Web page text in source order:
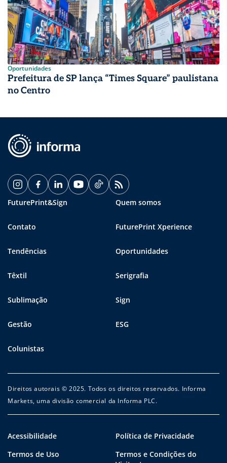
Oportunidades
Prefeitura de SP lança “Times Square” paulistana
no Centro
FuturePrint&Sign Quem somos
Contato FuturePrint Xperience
Tendências Oportunidades
Têxtil Serigrafia
Sublimação Sign
Gestão ESG
Colunistas
Direitos autorais © 2025. Todos os direitos reservados. Informa
Markets, uma divisão comercial da Informa PLC.
Acessibilidade
Política de Privacidade
Termos de Uso
Termos e Condições do